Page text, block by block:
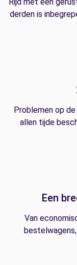
derden is
Problemen op
allen tijde
Een
Van